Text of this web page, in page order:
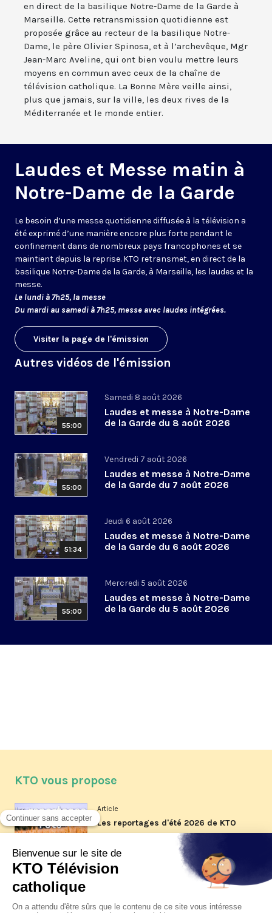
en direct de la basilique Notre-Dame de la Garde à
Marseille. Cette retransmission quotidienne est
proposée grâce au recteur de la basilique Notre-
Dame, le père Olivier Spinosa, et à l’archevêque, Mgr
Jean-Marc Aveline, qui ont bien voulu mettre leurs
moyens en commun avec ceux de la chaîne de
télévision catholique. La Bonne Mère veille ainsi,
plus que jamais, sur la ville, les deux rives de la
Méditerranée et le monde entier.
Laudes et Messe matin à
Notre-Dame de la Garde
Le besoin d’une messe quotidienne diffusée à la télévision a
été exprimé d’une manière encore plus forte pendant le
confinement dans de nombreux pays francophones et se
maintient depuis la reprise. KTO retransmet, en direct de la
basilique Notre-Dame de la Garde, à Marseille, les laudes et la
messe.
Le lundi à 7h25, la messe
Du mardi au samedi à 7h25, messe avec laudes intégrées.
Visiter la page de l'émission
Autres vidéos de l'émission
55:00
Samedi 8 août 2026
Laudes et messe à Notre-Dame
de la Garde du 8 août 2026
55:00
Vendredi 7 août 2026
Laudes et messe à Notre-Dame
de la Garde du 7 août 2026
51:34
Jeudi 6 août 2026
Laudes et messe à Notre-Dame
de la Garde du 6 août 2026
55:00
Mercredi 5 août 2026
Laudes et messe à Notre-Dame
de la Garde du 5 août 2026
KTO vous propose
Article
Les reportages d'été 2026 de KTO
Article
La visite pastorale du pape Léon
XIV à Assise à suivre sur KTO le